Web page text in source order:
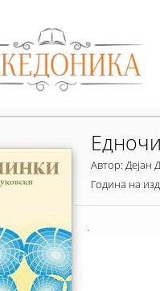
Автор: Дејан
Година на
.